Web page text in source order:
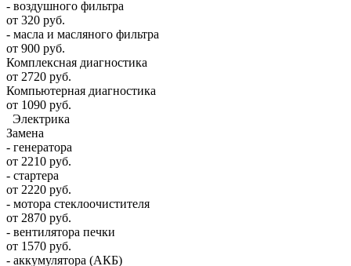
- воздушного фильтра
от 320 руб.
- масла и масляного фильтра
от 900 руб.
Комплексная диагностика
от 2720 руб.
Компьютерная диагностика
от 1090 руб.
Электрика
Замена
- генератора
от 2210 руб.
- стартера
от 2220 руб.
- мотора стеклоочистителя
от 2870 руб.
- вентилятора печки
от 1570 руб.
- аккумулятора (АКБ)